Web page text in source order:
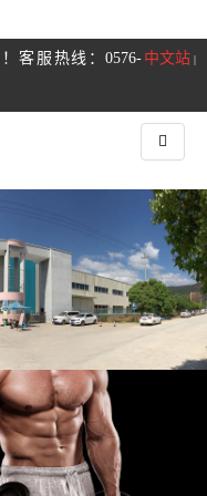
中文站 |
客服热线：0576-